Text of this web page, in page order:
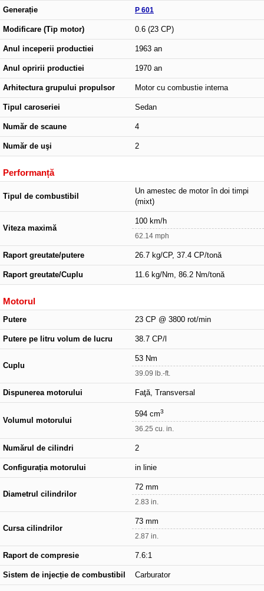
Generație P 601
Modificare (Tip motor) 0.6 (23 CP)
Anul inceperii productiei 1963 an
Anul opririi productiei 1970 an
Arhitectura grupului propulsor Motor cu combustie interna
Tipul caroseriei Sedan
Număr de scaune 4
Număr de uşi 2
Performanță
Tipul de combustibil
Un amestec de motor în doi timpi
(mixt)
Viteza maximă
100 km/h
62.14 mph
Raport greutate/putere 26.7 kg/CP, 37.4 CP/tonă
Raport greutate/Cuplu 11.6 kg/Nm, 86.2 Nm/tonă
Motorul
Putere 23 CP @ 3800 rot/min
Putere pe litru volum de lucru 38.7 CP/l
Cuplu
53 Nm
39.09 lb.-ft.
Dispunerea motorului Faţă, Transversal
Volumul motorului
594 cm3
36.25 cu. in.
Numărul de cilindri 2
Configurația motorului in linie
Diametrul cilindrilor
72 mm
2.83 in.
Cursa cilindrilor
73 mm
2.87 in.
Raport de compresie 7.6:1
Sistem de injecție de combustibil Carburator